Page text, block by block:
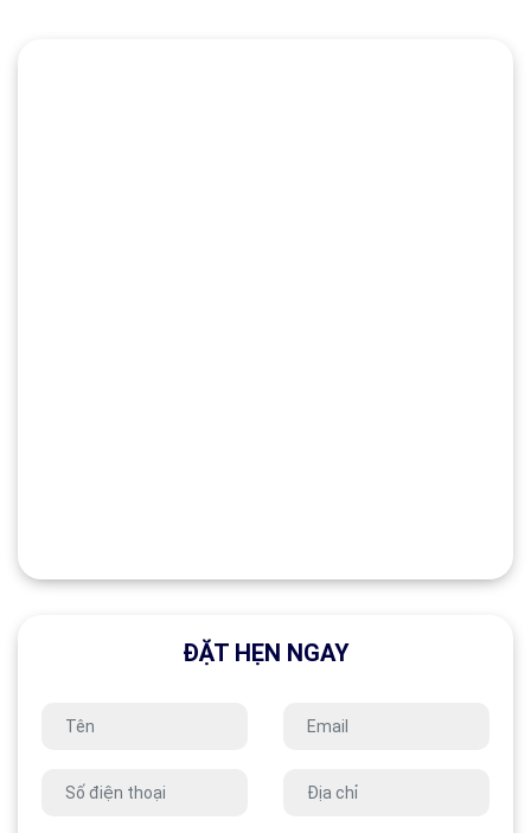
ĐẶT HẸN NGAY